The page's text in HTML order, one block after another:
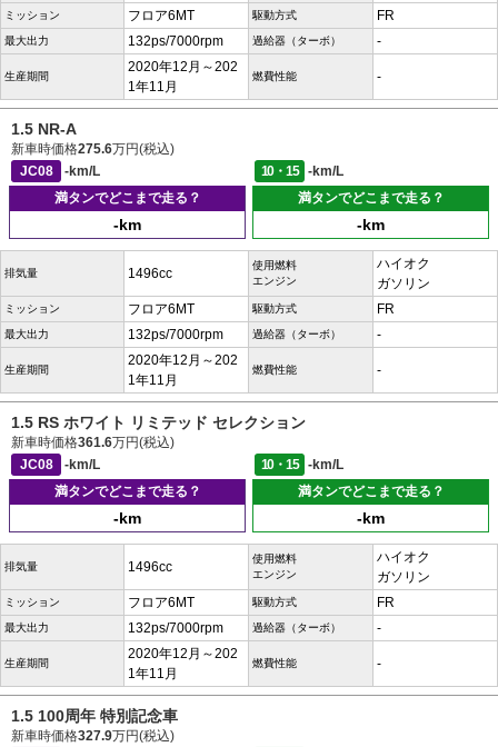
ミッション フロア6MT 駆動方式 FR
最大出力 132ps/7000rpm 過給器（ターボ） -
生産期間
2020年12月～202
1年11月
燃費性能 -
1.5 NR-A
新車時価格275.6万円(税込)
JC08
-km/L 10・15
-km/L
満タンでどこまで走る？
-km
満タンでどこまで走る？
-km
排気量 1496cc
使用燃料
エンジン
ハイオク
ガソリン
ミッション フロア6MT 駆動方式 FR
最大出力 132ps/7000rpm 過給器（ターボ） -
生産期間
2020年12月～202
1年11月
燃費性能 -
1.5 RS ホワイト リミテッド セレクション
新車時価格361.6万円(税込)
JC08
-km/L 10・15
-km/L
満タンでどこまで走る？
-km
満タンでどこまで走る？
-km
排気量 1496cc
使用燃料
エンジン
ハイオク
ガソリン
ミッション フロア6MT 駆動方式 FR
最大出力 132ps/7000rpm 過給器（ターボ） -
生産期間
2020年12月～202
1年11月
燃費性能 -
1.5 100周年 特別記念車
新車時価格327.9万円(税込)